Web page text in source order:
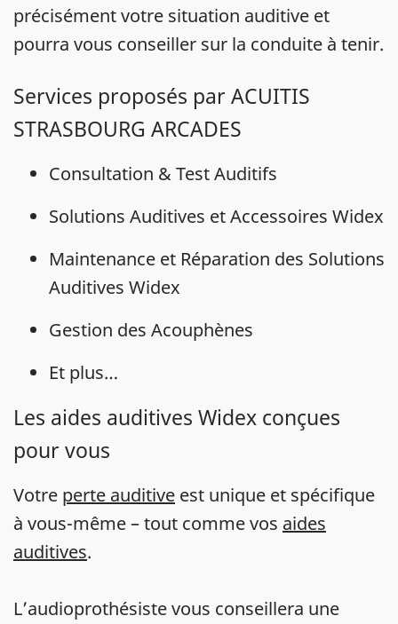
précisément votre situation auditive et
pourra vous conseiller sur la conduite à tenir.
Services proposés par ACUITIS
STRASBOURG ARCADES
Consultation & Test Auditifs
Solutions Auditives et Accessoires Widex
Maintenance et Réparation des Solutions
Auditives Widex
Gestion des Acouphènes
Et plus…
Les aides auditives Widex conçues
pour vous
Votre perte auditive est unique et spécifique
à vous-même – tout comme vos aides
auditives.
L’audioprothésiste vous conseillera une